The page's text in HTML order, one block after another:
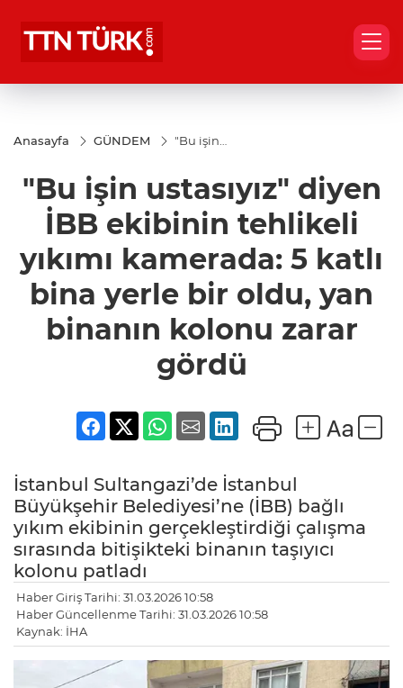
Anasayfa GÜNDEM
"Bu işin
ekibinin
tehlikeli
yıkımı
kamerada:
bina yerle
bir oldu,
yan
binanın
zarar
gördü
"Bu işin ustasıyız" diyen
İBB ekibinin tehlikeli
yıkımı kamerada: 5 katlı
bina yerle bir oldu, yan
binanın kolonu zarar
gördü
İstanbul Sultangazi’de İstanbul
Büyükşehir Belediyesi’ne (İBB) bağlı
yıkım ekibinin gerçekleştirdiği çalışma
sırasında bitişikteki binanın taşıyıcı
kolonu patladı
Haber Giriş Tarihi: 31.03.2026 10:58
Haber Güncellenme Tarihi: 31.03.2026 10:58
Kaynak: İHA